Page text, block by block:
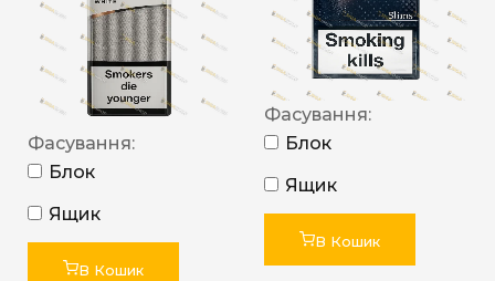
Фасування:
Блок
Ящик
В Кошик
Фасування:
Блок
Ящик
В Кошик